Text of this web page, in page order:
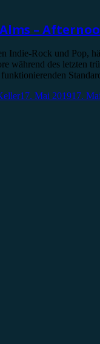
–
Rock und Pop,
während des letzten
17. Mai 201917.